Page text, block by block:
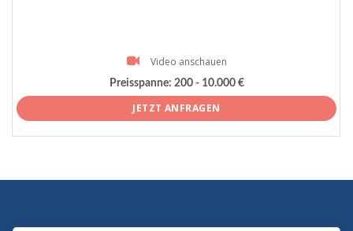
Video anschauen
Preisspanne: 200 - 10.000 €
JETZT ANFRAGEN